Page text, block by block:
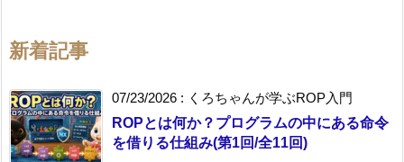
新着記事
07/23/2026 : くろちゃんが学ぶROP入門
ROPとは何か？プログラムの中にある命令
を借りる仕組み(第1回/全11回)